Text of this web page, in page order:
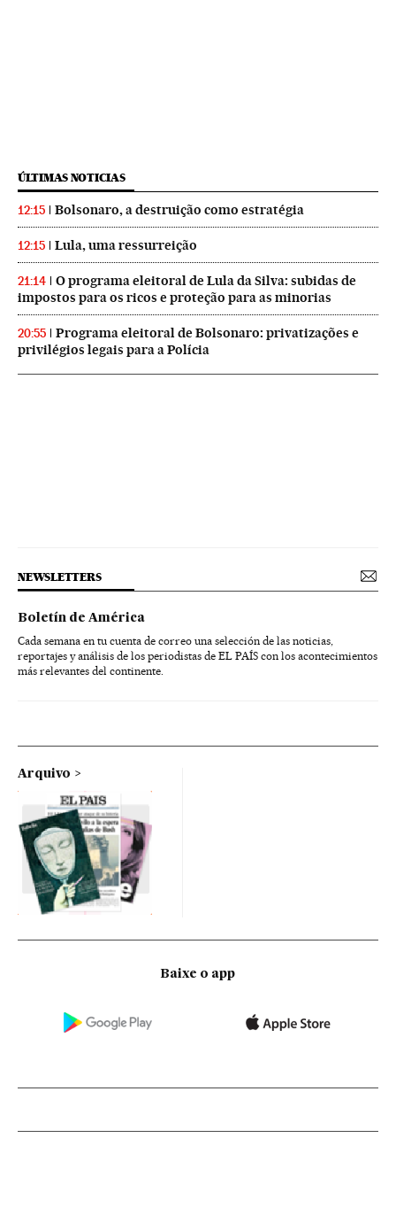
ÚLTIMAS NOTICIAS
12:15 Bolsonaro, a destruição como estratégia
12:15 Lula, uma ressurreição
21:14
O programa eleitoral de Lula da Silva: subidas de
impostos para os ricos e proteção para as minorias
20:55
Programa eleitoral de Bolsonaro: privatizações e
privilégios legais para a Polícia
NEWSLETTERS
Boletín de América
Cada semana en tu cuenta de correo una selección de las noticias,
reportajes y análisis de los periodistas de EL PAÍS con los acontecimientos
más relevantes del continente.
Arquivo
Baixe o app